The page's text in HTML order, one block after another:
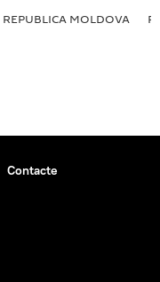
REPUBLICA MOLDOVA
Contacte